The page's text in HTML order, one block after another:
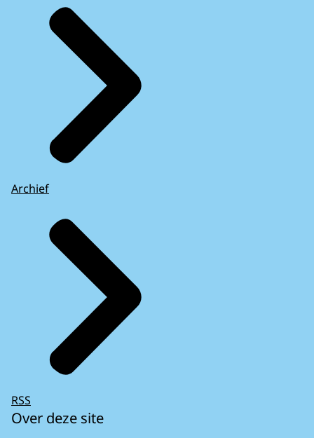
Archief
RSS
Over deze site